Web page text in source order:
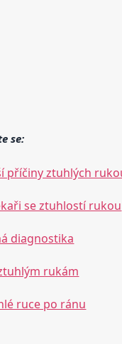
se:
příčiny ztuhlých
se ztuhlostí rukou
diagnostika
rukám
ruce po ránu